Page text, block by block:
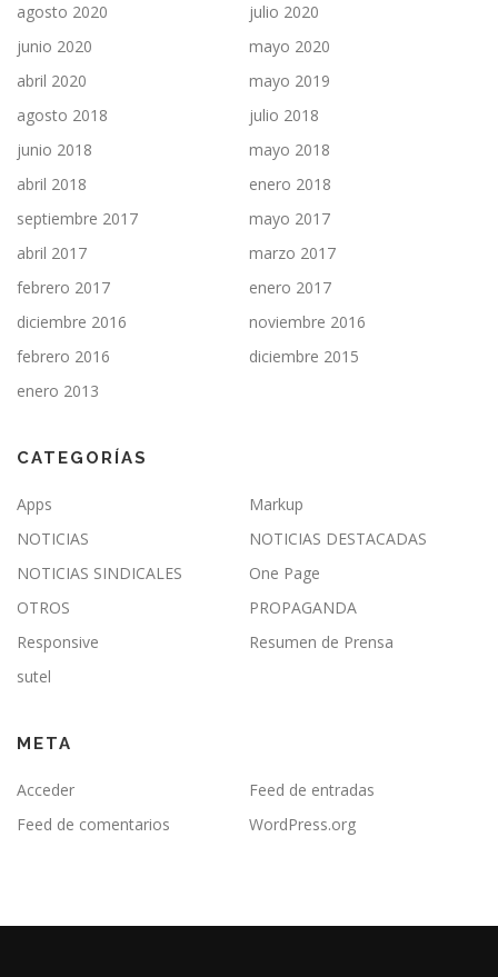
agosto 2020
julio 2020
junio 2020
mayo 2020
abril 2020
mayo 2019
agosto 2018
julio 2018
junio 2018
mayo 2018
abril 2018
enero 2018
septiembre 2017
mayo 2017
abril 2017
marzo 2017
febrero 2017
enero 2017
diciembre 2016
noviembre 2016
febrero 2016
diciembre 2015
enero 2013
CATEGORÍAS
Apps
Markup
NOTICIAS
NOTICIAS DESTACADAS
NOTICIAS SINDICALES
One Page
OTROS
PROPAGANDA
Responsive
Resumen de Prensa
sutel
META
Acceder
Feed de entradas
Feed de comentarios
WordPress.org